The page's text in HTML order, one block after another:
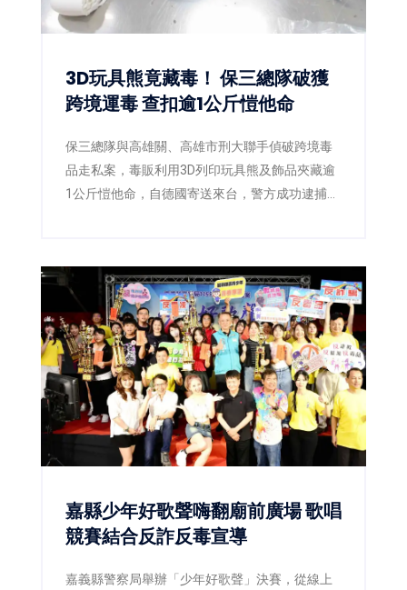
3D玩具熊竟藏毒！ 保三總隊破獲
跨境運毒 查扣逾1公斤愷他命
保三總隊與高雄關、高雄市刑大聯手偵破跨境毒
品走私案，毒販利用3D列印玩具熊及飾品夾藏逾
1公斤愷他命，自德國寄送來台，警方成功逮捕2
嘉縣少年好歌聲嗨翻廟前廣場 歌唱
競賽結合反詐反毒宣導
嘉義縣警察局舉辦「少年好歌聲」決賽，從線上